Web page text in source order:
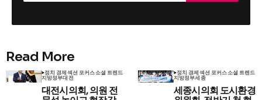
Read More
정치 경제섹션 포커스소셜 트렌드
지방정부대전
대전시의회, 의원 전
정치 경제섹션 포커스소셜 트렌드
지방정부세종
세종시의회 도시환경